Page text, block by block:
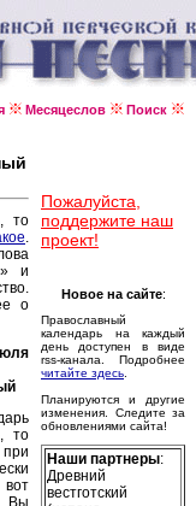
Месяцеслов
Поиск
то
.
и
о
то
Вы
Пожалуйста,
поддержите наш
проект!
Новое на сайте:
Православный
календарь на каждый
день доступен в виде
rss-канала. Подробнее
читайте здесь
Планируются и другие
изменения. Следите за
обновлениями сайта!
Наши партнеры:
Древний
вестготский